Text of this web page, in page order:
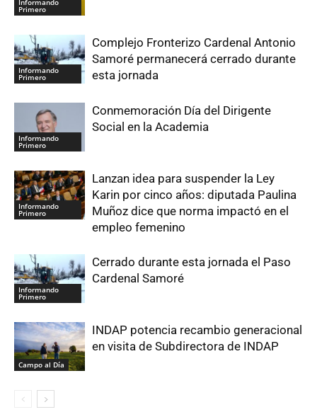
Informando
Primero
Informando
Primero
Complejo Fronterizo Cardenal Antonio
Samoré permanecerá cerrado durante
esta jornada
Informando
Primero
Conmemoración Día del Dirigente
Social en la Academia
Informando
Primero
Lanzan idea para suspender la Ley
Karin por cinco años: diputada Paulina
Muñoz dice que norma impactó en el
empleo femenino
Informando
Primero
Cerrado durante esta jornada el Paso
Cardenal Samoré
Campo al Día
INDAP potencia recambio generacional
en visita de Subdirectora de INDAP